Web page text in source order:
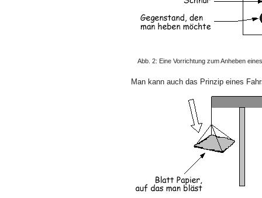
Abb. 2: Eine Vorrichtung zum Anheben
Man kann auch das Prinzip eines